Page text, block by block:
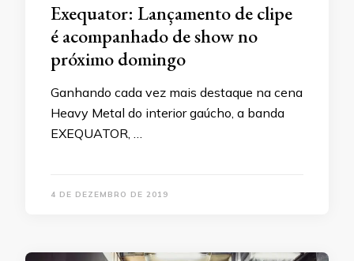
Exequator: Lançamento de clipe
é acompanhado de show no
próximo domingo
Ganhando cada vez mais destaque na cena
Heavy Metal do interior gaúcho, a banda
EXEQUATOR, …
4 DE DEZEMBRO DE 2019